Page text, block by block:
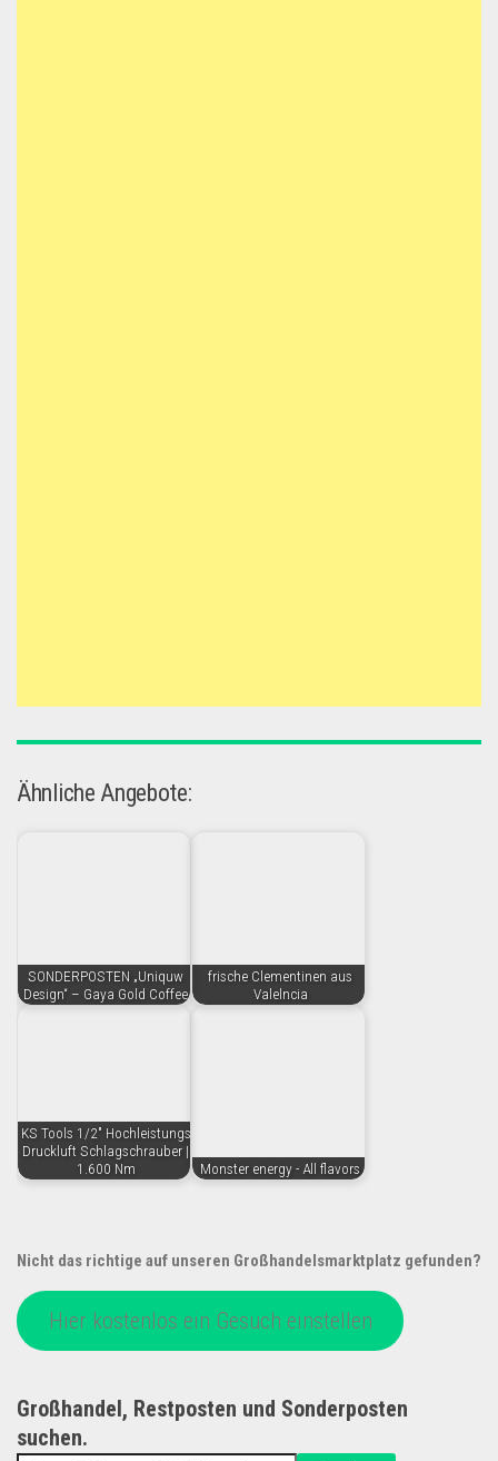
Ähnliche Angebote:
SONDERPOSTEN „Uniquw
Design“ – Gaya Gold Coffee
frische Clementinen aus
Valelncia
KS Tools 1/2" Hochleistungs
Druckluft Schlagschrauber |
1.600 Nm
Monster energy - All flavors
Nicht das richtige auf unseren Großhandelsmarktplatz gefunden?
Hier kostenlos ein Gesuch einstellen
Großhandel, Restposten und Sonderposten
suchen.